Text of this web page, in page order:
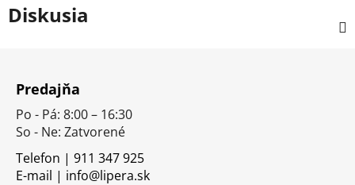
Diskusia
Predajňa
Po - Pá: 8:00 – 16:30
So - Ne: Zatvorené
Telefon | 911 347 925
E-mail | info@lipera.sk